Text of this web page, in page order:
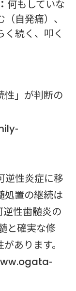
何もしていな
自発痛）、
く続く、叩く
性」が判断の
逆性炎症に移
処置の継続は
逆性歯髄炎の
と確実な修
あります。